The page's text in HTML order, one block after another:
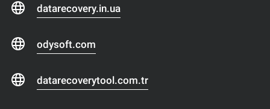
datarecovery.in.ua
odysoft.com
datarecoverytool.com.tr